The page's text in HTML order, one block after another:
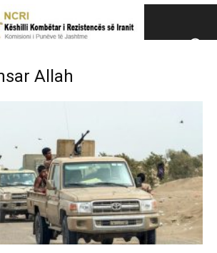
Kombëtar të
Kombëtar të Rezistencës së Iranit (NCRI)
Allah